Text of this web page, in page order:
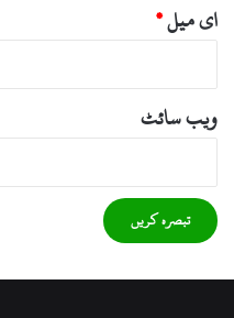
ای میل*
ویب‌ سائٹ